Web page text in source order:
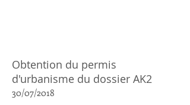
Obtention du permis
d'urbanisme du dossier AK2
30/07/2018